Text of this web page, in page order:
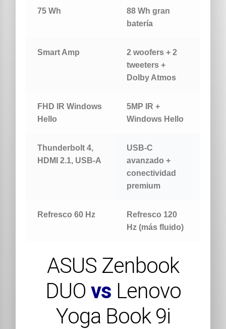
75 Wh
88 Wh gran
batería
Smart Amp
2 woofers + 2
tweeters +
Dolby Atmos
FHD IR Windows
Hello
5MP IR +
Windows Hello
Thunderbolt 4,
HDMI 2.1, USB-A
USB-C
avanzado +
conectividad
premium
Refresco 60 Hz
Refresco 120
Hz (más fluido)
ASUS Zenbook
DUO vs Lenovo
Yoga Book 9i